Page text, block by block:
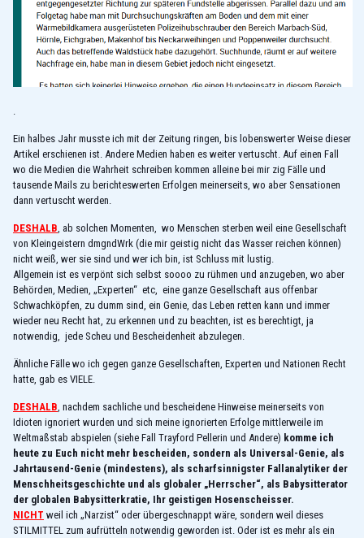
.
Ein halbes Jahr musste ich mit der Zeitung ringen, bis lobenswerter Weise dieser
Artikel erschienen ist. Andere Medien haben es weiter vertuscht. Auf einen Fall
wo die Medien die Wahrheit schreiben kommen alleine bei mir zig Fälle und
tausende Mails zu berichteswerten Erfolgen meinerseits, wo aber Sensationen
dann vertuscht werden.
DESHALB, ab solchen Momenten, wo Menschen sterben weil eine Gesellschaft
von Kleingeistern dmgndWrk (die mir geistig nicht das Wasser reichen können)
nicht weiß, wer sie sind und wer ich bin, ist Schluss mit lustig.
Allgemein ist es verpönt sich selbst soooo zu rühmen und anzugeben, wo aber
Behörden, Medien, „Experten“ etc, eine ganze Gesellschaft aus offenbar
Schwachköpfen, zu dumm sind, ein Genie, das Leben retten kann und immer
wieder neu Recht hat, zu erkennen und zu beachten, ist es berechtigt, ja
notwendig, jede Scheu und Bescheidenheit abzulegen.
Ähnliche Fälle wo ich gegen ganze Gesellschaften, Experten und Nationen Recht
hatte, gab es VIELE.
DESHALB, nachdem sachliche und bescheidene Hinweise meinerseits von
Idioten ignoriert wurden und sich meine ignorierten Erfolge mittlerweile im
Weltmaßstab abspielen (siehe Fall Trayford Pellerin und Andere) komme ich
heute zu Euch nicht mehr bescheiden, sondern als Universal-Genie, als
Jahrtausend-Genie (mindestens), als scharfsinnigster Fallanalytiker der
Menschheitsgeschichte und als globaler „Herrscher“, als Babysitterator
der globalen Babysitterkratie, Ihr geistigen Hosenscheisser.
NICHT weil ich „Narzist“ oder übergeschnappt wäre, sondern weil dieses
STILMITTEL zum aufrütteln notwendig geworden ist. Oder ist es mehr als ein